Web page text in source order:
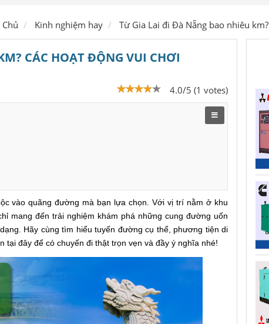
Kinh nghiệm hay Từ Gia Lai đi Đà Nẵng bao nhiêu km?
CÁC HOẠT ĐỘNG VUI CHƠI
4.0/5 (1 votes)
vào quãng đường mà bạn lựa chọn. Với vị trí nằm ở khu
mang đến trải nghiệm khám phá những cung đường uốn
Hãy cùng tìm hiểu tuyến đường cụ thể, phương tiện di
đây để có chuyến đi thật trọn vẹn và đầy ý nghĩa nhé!